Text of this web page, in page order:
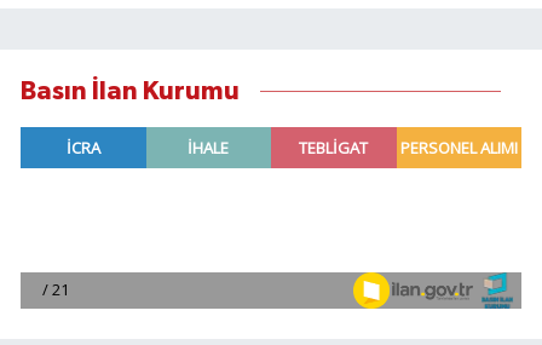
Basın İlan Kurumu